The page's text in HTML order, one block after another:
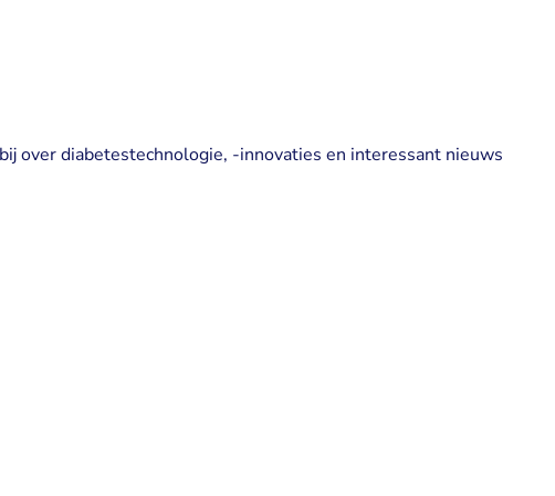
over diabetestechnologie, -innovaties en interessant nieuws